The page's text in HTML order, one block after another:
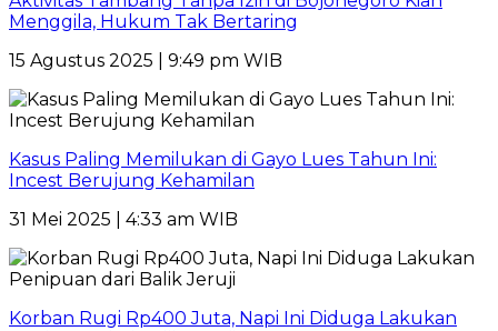
Menggila, Hukum Tak Bertaring
15 Agustus 2025 | 9:49 pm WIB
Kasus Paling Memilukan di Gayo Lues Tahun Ini:
Incest Berujung Kehamilan
31 Mei 2025 | 4:33 am WIB
Korban Rugi Rp400 Juta, Napi Ini Diduga Lakukan